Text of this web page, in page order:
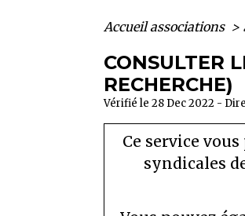
Accueil associations >
CONSULTER
RECHERCHE)
Vérifié le 28 Dec 2022 -
Ce service
syndicales